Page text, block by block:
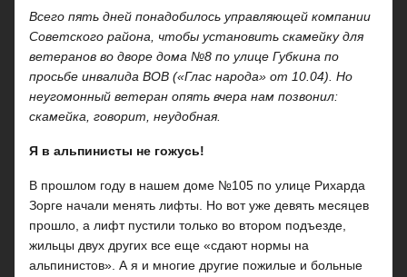
Всего пять дней понадобилось управляющей компании
Советского района, чтобы установить скамейку для
ветеранов во дворе дома №8 по улице Губкина по
просьбе инвалида ВОВ («Глас народа» от 10.04). Но
неугомонный ветеран опять вчера нам позвонил:
скамейка, говорит, неудобная.
Я в альпинисты не гожусь!
В прошлом году в нашем доме №105 по улице Рихарда
Зорге начали менять лифты. Но вот уже девять месяцев
прошло, а лифт пустили только во втором подъезде,
жильцы двух других все еще «сдают нормы на
альпинистов». А я и многие другие пожилые и больные